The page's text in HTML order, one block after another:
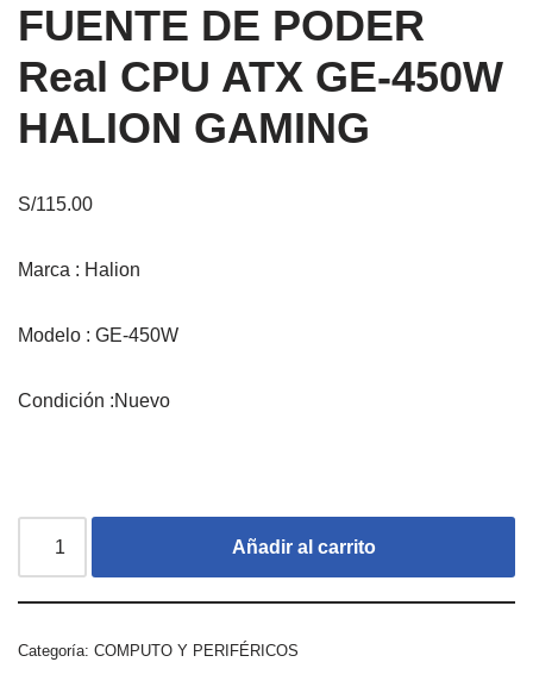
FUENTE DE PODER
Real CPU ATX GE-450W
HALION GAMING
S/115.00
Marca : Halion
Modelo : GE-450W
Condición :Nuevo
Añadir al carrito
Categoría: COMPUTO Y PERIFÉRICOS